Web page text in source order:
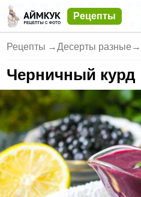
Рецепты
Рецепты →Десерты разные →
Черничный курд